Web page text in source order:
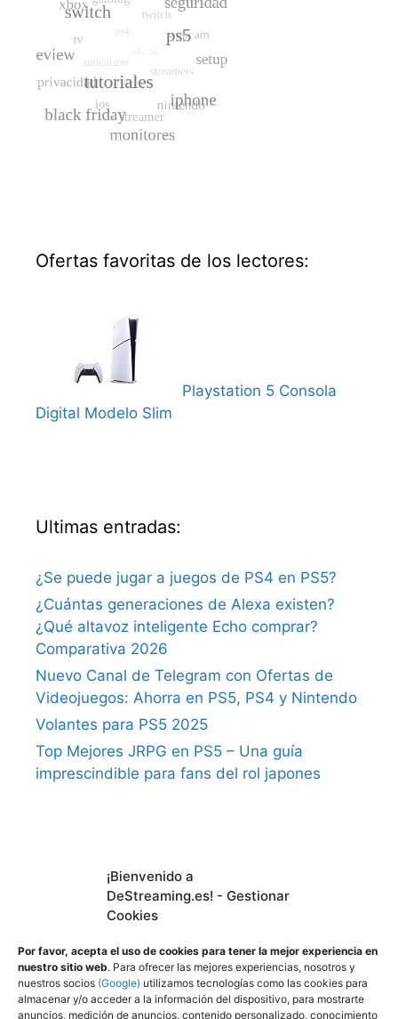
¡Bienvenido a
DeStreaming.es! - Gestionar
Cookies
Por favor, acepta el uso de cookies para tener la mejor experiencia en
nuestro sitio web. Para ofrecer las mejores experiencias, nosotros y
nuestros socios (Google) utilizamos tecnologías como las cookies para
almacenar y/o acceder a la información del dispositivo, para mostrarte
anuncios, medición de anuncios, contenido personalizado, conocimiento
Ofertas favoritas de los lectores:
Playstation 5 Consola
Digital Modelo Slim
Ultimas entradas:
¿Se puede jugar a juegos de PS4 en PS5?
¿Cuántas generaciones de Alexa existen?
¿Qué altavoz inteligente Echo comprar?
Comparativa 2026
Nuevo Canal de Telegram con Ofertas de
Videojuegos: Ahorra en PS5, PS4 y Nintendo
Volantes para PS5 2025
Top Mejores JRPG en PS5 – Una guía
imprescindible para fans del rol japones
DeStreaming.es
En calidad de afiliado de Amazon, obtengo
ingresos por las compras adscritas que
cumplen los requisitos aplicables.
Utilizamos cookies propias y de terceros para